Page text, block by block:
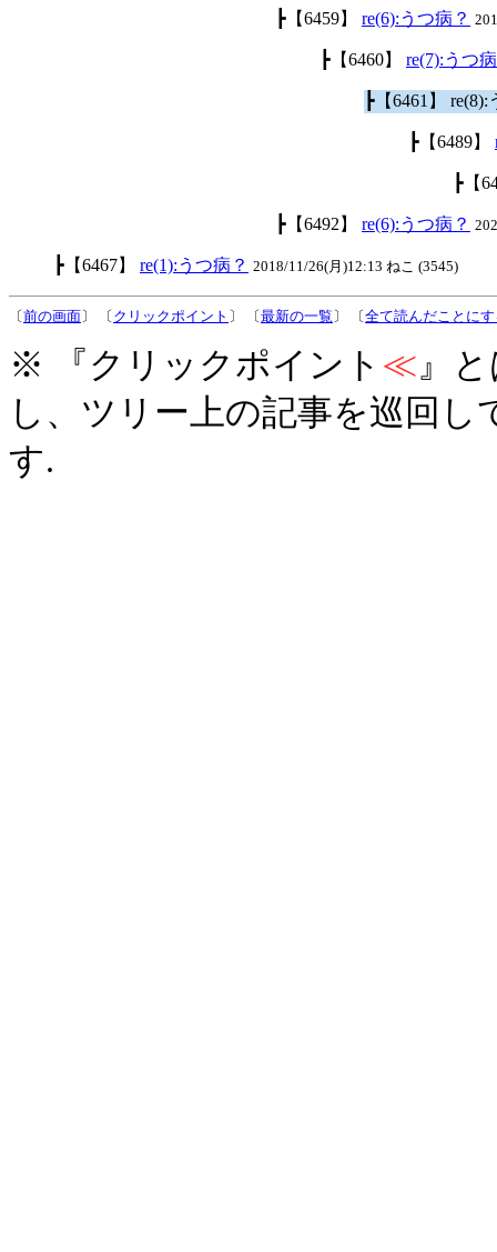
┣【6459】 re(6):うつ病？
┣【6460】 re(7):うつ
┣【6461】
┣【6489】
┣【
┣【6492】 re(6):うつ病？
┣【6467】 re(1):うつ病？ 2018/11/26(月)12:13 ねこ (3545)
〔前の画面〕 〔 クリックポイント 〕 〔最新の一覧 〕 〔全て読んだことに
※ 『クリックポイント ≪』
し、ツリー上の記事を巡回
す.